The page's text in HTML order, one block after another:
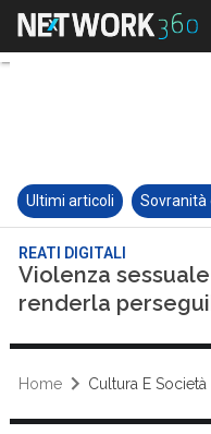
Ultimi articoli Sovranità
REATI DIGITALI
Violenza
renderla
Home Cultura E Società